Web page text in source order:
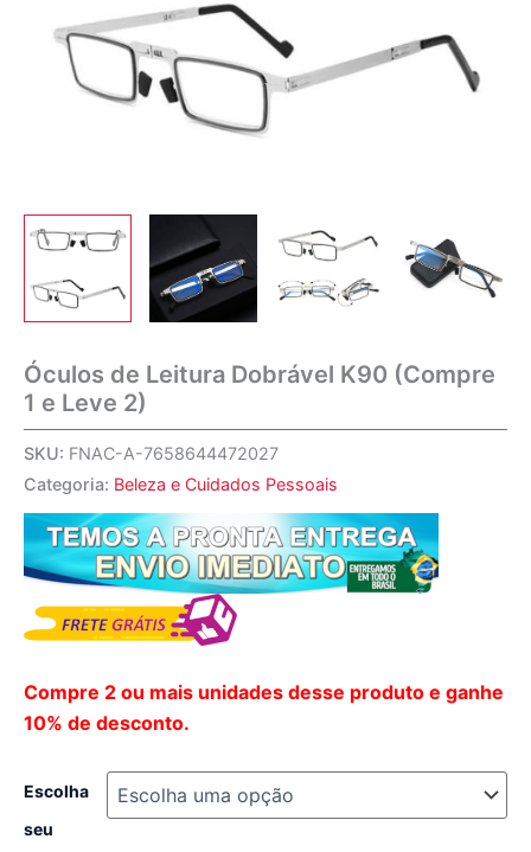
Óculos de Leitura Dobrável K90 (Compre
1 e Leve 2)
SKU: FNAC-A-7658644472027
Categoria: Beleza e Cuidados Pessoais
Compre 2 ou mais unidades desse produto e ganhe
10% de desconto.
Escolha
seu